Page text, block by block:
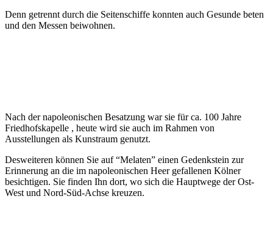
Denn getrennt durch die Seitenschiffe konnten auch Gesunde beten
und den Messen beiwohnen.
Nach der napoleonischen Besatzung war sie für ca. 100 Jahre
Friedhofskapelle , heute wird sie auch im Rahmen von
Ausstellungen als Kunstraum genutzt.
Desweiteren können Sie auf “Melaten” einen Gedenkstein zur
Erinnerung an die im napoleonischen Heer gefallenen Kölner
besichtigen. Sie finden Ihn dort, wo sich die Hauptwege der Ost-
West und Nord-Süd-Achse kreuzen.